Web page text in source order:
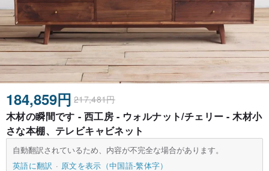
184,859円 217,481円
木材の瞬間です - 西工房 - ウォルナット/チェリー - 木材小
さな本棚、テレビキャビネット
自動翻訳されているため、内容が不完全な場合があります。
英語に翻訳
原文を表示（中国語-繁体字）